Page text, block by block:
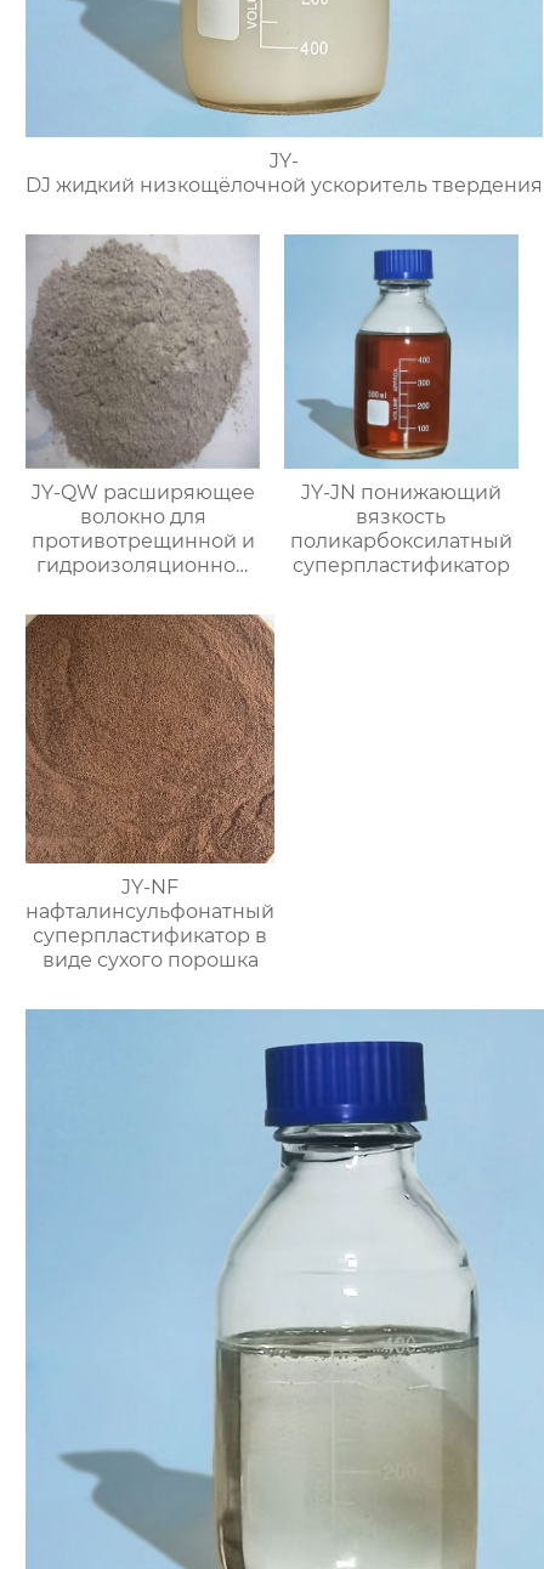
JY-
DJ жидкий низкощёлочной ускоритель твердения
JY-QW расширяющее
волокно для
противотрещинной и
гидроизоляционной
JY-JN понижающий
вязкость
поликарбоксилатный
суперпластификатор
JY-NF
нафталинсульфонатный
суперпластификатор в
виде сухого порошка